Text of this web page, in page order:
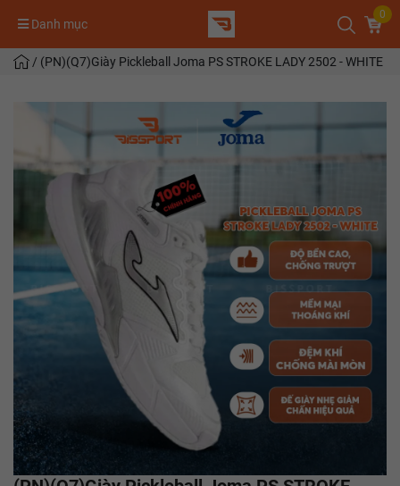
Danh mục
0
/ (PN)(Q7)Giày Pickleball Joma PS STROKE LADY 2502 - WHITE